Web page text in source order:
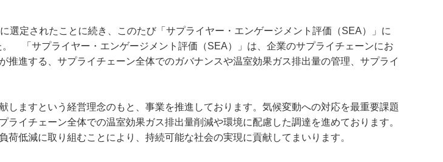
選定されたことに続き、このたび「サプライヤー・エンゲージメント評価（SEA）」に
。 「サプライヤー・エンゲージメント評価（SEA）」は、企業のサプライチェーンにお
進する、サプライチェーン全体でのガバナンスや温室効果ガス排出量の管理、サプライ
ますという経営理念のもと、事業を推進しております。気候変動への対応を最重要課題
イチェーン全体での温室効果ガス排出量削減や環境に配慮した調達を進めております。
低減に取り組むことにより、持続可能な社会の実現に貢献してまいります。